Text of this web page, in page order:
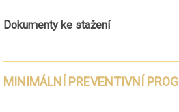
Dokumenty ke stažení
MINIMÁLNÍ PREVENTIVNÍ